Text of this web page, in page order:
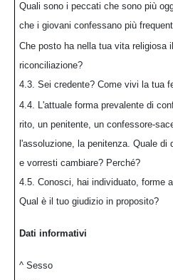
Quali sono i peccati che sono più
che i giovani confessano più
Che posto ha nella tua vita religiosa
riconciliazione?
4.3. Sei credente? Come vivi la tua
4.4. L'attuale forma prevalente di
rito, un penitente, un confessore-
l'assoluzione, la penitenza. Quale
e vorresti cambiare? Perché?
4.5. Conosci, hai individuato, forme
Qual è il tuo giudizio in proposito?
Dati informativi
^ Sesso